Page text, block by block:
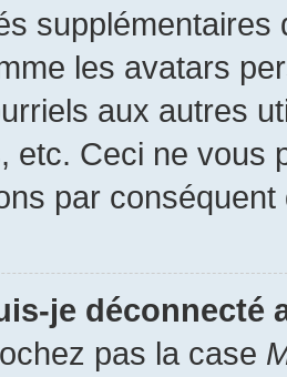
les avatars
aux autres
etc. Ceci ne vous
par conséquent
je déconnecté
pas la case